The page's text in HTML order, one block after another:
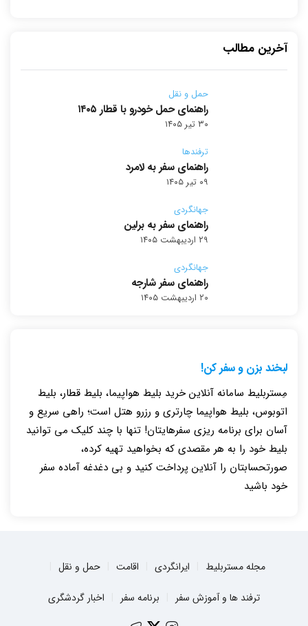
آخرین مطالب
حمل و نقل
راهنمای حمل خودرو با قطار ۱۴۰۵
۳۰ تیر ۱۴۰۵
ترفندها
راهنمای سفر به لامرد
۰۹ تیر ۱۴۰۵
جهانگردی
راهنمای سفر به برلین
۲۹ اردیبهشت ۱۴۰۵
جهانگردی
راهنمای سفر شارجه
۲۰ اردیبهشت ۱۴۰۵
لبخند بزن و سفر کن!
مِستربلیط سامانه آنلاین خرید بلیط هواپیما، بلیط قطار، بلیط
اتوبوس، بلیط هواپیما چارتری و رزرو هتل است؛ راهی سریع و
آسان برای برنامه ریزی سفرهایتان! تنها با چند کلیک می توانید
بلیط خود را به هر مقصدی که بخواهید تهیه کرده،
صورتحسابتان را آنلاین پرداخت کنید و بی دغدغه آماده سفر
خود باشید
مجله مستربلیط ایرانگردی اقامت حمل و نقل
ترفند ها و آموزش سفر برنامه سفر اخبار گردشگری